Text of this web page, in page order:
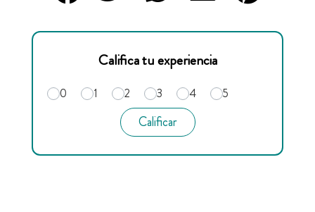
Califica tu experiencia
0 1 2 3 4 5
Calificar